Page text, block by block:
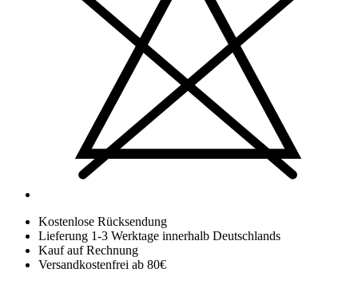
Kostenlose Rücksendung
Lieferung 1-3 Werktage innerhalb Deutschlands
Kauf auf Rechnung
Versandkostenfrei ab 80€